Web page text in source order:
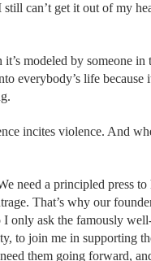
can’t get it out of my
modeled by someone
everybody’s life because
incites violence. And
need a principled press
That’s why our
I only ask the famously
to join me in supporting
them going forward,